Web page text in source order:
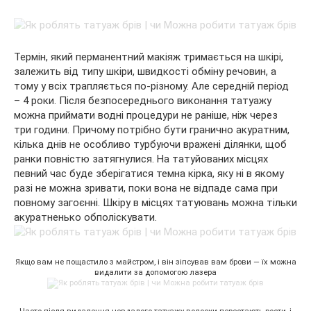
Термін, який перманентний макіяж тримається на шкірі,
залежить від типу шкіри, швидкості обміну речовин, а
тому у всіх трапляється по-різному. Але середній період
– 4 роки. Після безпосереднього виконання татуажу
можна приймати водні процедури не раніше, ніж через
три години. Причому потрібно бути гранично акуратним,
кілька днів не особливо турбуючи вражені ділянки, щоб
ранки повністю затягнулися. На татуйованих місцях
певний час буде зберігатися темна кірка, яку ні в якому
разі не можна зривати, поки вона не відпаде сама при
повному загоєнні. Шкіру в місцях татуювань можна тільки
акуратненько обполіскувати.
Якщо вам не пощастило з майстром, і він зіпсував вам брови — їх можна
видалити за допомогою лазера